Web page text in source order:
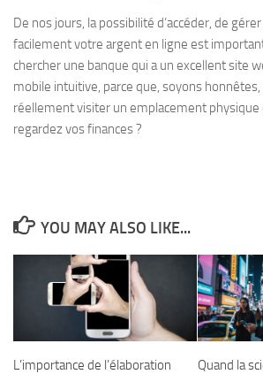
De nos jours, la possibilité d’accéder, de
facilement votre argent en ligne est
chercher une banque qui a un excellent site
mobile intuitive, parce que, soyons
réellement visiter un emplacement physique
regardez vos finances ?
YOU MAY ALSO LIKE...
L’importance de l’élaboration
Quand la